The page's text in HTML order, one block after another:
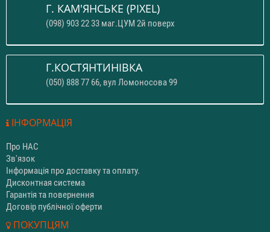
Г. КАМ'ЯНСЬКЕ (PIXEL)
(098) 903 22 33 маг.ЦУМ 2й поверх
Г.КОСТЯНТИНІВКА
(050) 888 77 66, вул Ломоносова 99
ІНФОРМАЦІЯ
Про НАС
Зв'язок
Інформація про доставку та оплату.
Дисконтная система
Гарантія та повернення
Договір публічної оферти
ПОКУПЦЯМ